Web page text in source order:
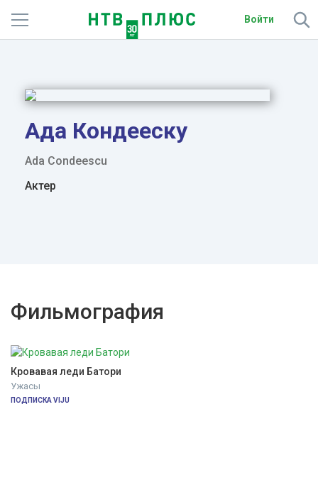
Войти
Фильмы и сериалы
Спорт
Подписки
Радио
Ада Кондееску
Ada Condeescu
Актер
Фильмография
Кровавая леди Батори
Ужасы
ПОДПИСКА VIJU